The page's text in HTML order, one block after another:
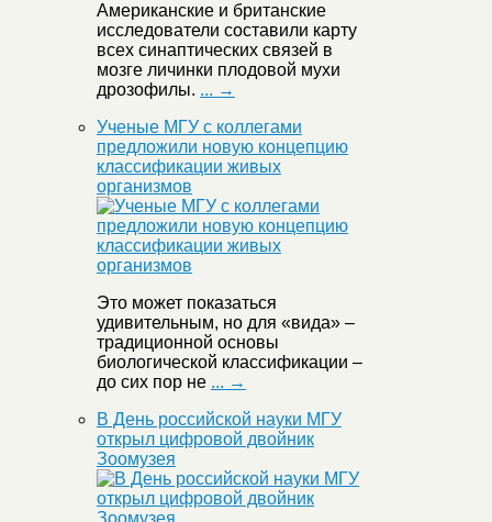
Американские и британские
исследователи составили карту
всех синаптических связей в
мозге личинки плодовой мухи
дрозофилы. ... →
Ученые МГУ с коллегами
предложили новую концепцию
классификации живых
организмов
Это может показаться
удивительным, но для «вида» –
традиционной основы
биологической классификации –
до сих пор не ... →
В День российской науки МГУ
открыл цифровой двойник
Зоомузея